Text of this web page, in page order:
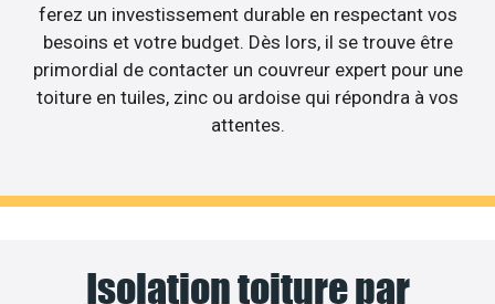
ferez un investissement durable en respectant vos
besoins et votre budget. Dès lors, il se trouve être
primordial de contacter un couvreur expert pour une
toiture en tuiles, zinc ou ardoise qui répondra à vos
attentes.
Isolation toiture par